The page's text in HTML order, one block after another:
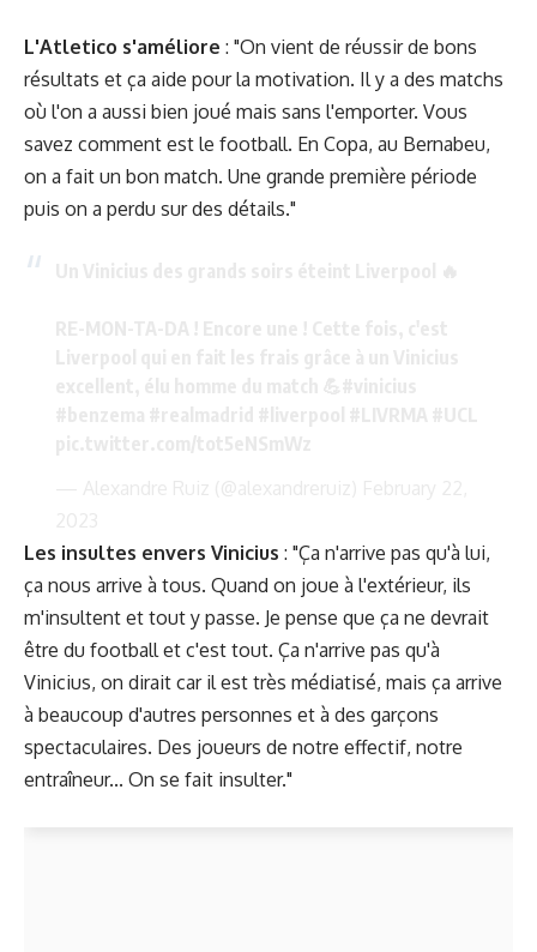
L'Atletico s'améliore : "On vient de réussir de bons
résultats et ça aide pour la motivation. Il y a des matchs
où l'on a aussi bien joué mais sans l'emporter. Vous
savez comment est le football. En Copa, au Bernabeu,
on a fait un bon match. Une grande première période
puis on a perdu sur des détails."
Les insultes envers Vinicius : "Ça n'arrive pas qu'à lui,
ça nous arrive à tous. Quand on joue à l'extérieur, ils
m'insultent et tout y passe. Je pense que ça ne devrait
être du football et c'est tout. Ça n'arrive pas qu'à
Vinicius, on dirait car il est très médiatisé, mais ça arrive
à beaucoup d'autres personnes et à des garçons
spectaculaires. Des joueurs de notre effectif, notre
entraîneur... On se fait insulter."